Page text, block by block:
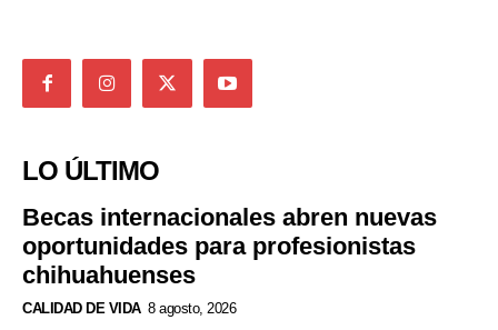
LO ÚLTIMO
Becas internacionales abren nuevas
oportunidades para profesionistas
chihuahuenses
CALIDAD DE VIDA 8 agosto, 2026